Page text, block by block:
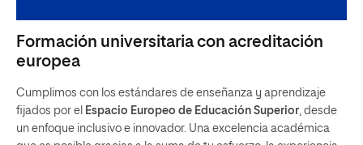
Formación universitaria con acreditación
europea
Cumplimos con los estándares de enseñanza y aprendizaje
fijados por el Espacio Europeo de Educación Superior, desde
un enfoque inclusivo e innovador. Una excelencia académica